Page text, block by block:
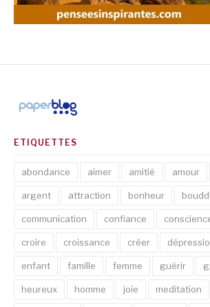
ETIQUETTES
abondance aimer amitié amour
argent attraction bonheur
communication confiance
croire croissance créer
enfant famille femme guérir
heureux homme joie meditation